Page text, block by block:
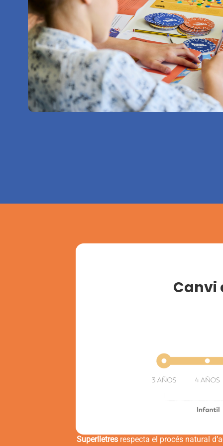
Canvi
Superlletresrespecta el procés natural